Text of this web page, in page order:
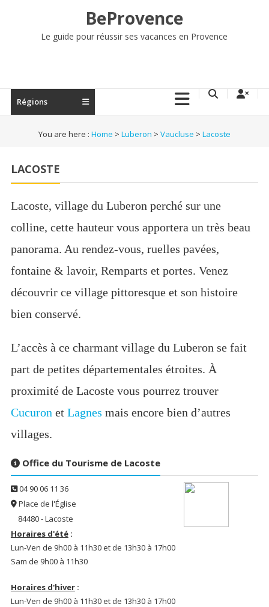
BeProvence
Le guide pour réussir ses vacances en Provence
Régions
You are here : Home > Luberon > Vaucluse > Lacoste
LACOSTE
Lacoste, village du Luberon perché sur une
colline, cette hauteur vous apportera un très beau
panorama. Au rendez-vous, ruelles pavées,
fontaine & lavoir, Remparts et portes. Venez
découvrir ce village pittoresque et son histoire
bien conservé.
L’accès à ce charmant village du Luberon se fait
part de petites départementales étroites. À
proximité de Lacoste vous pourrez trouver
Cucuron et Lagnes mais encore bien d’autres
villages.
Office du Tourisme de Lacoste
04 90 06 11 36
Place de l'Église
84480 - Lacoste
Horaires d'été:
Lun-Ven de 9h00 à 11h30 et de 13h30 à 17h00
Sam de 9h00 à 11h30
Horaires d'hiver:
Lun-Ven de 9h00 à 11h30 et de 13h30 à 17h00